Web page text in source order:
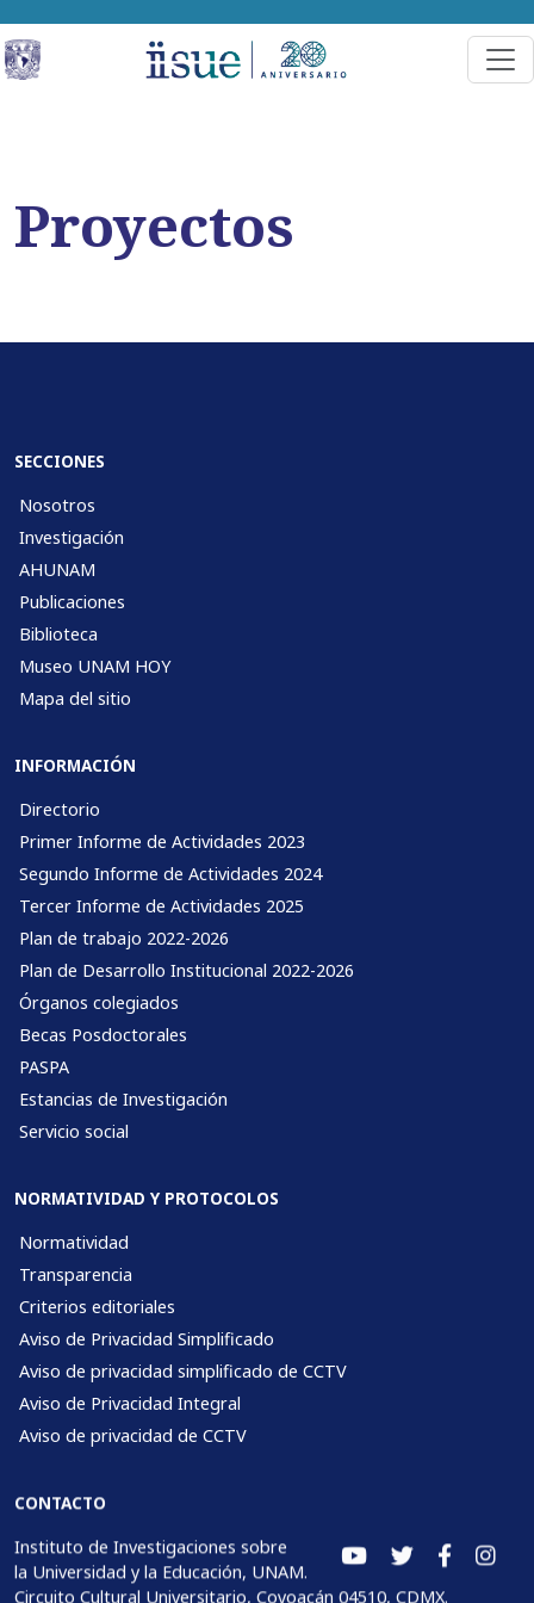
Proyectos
SECCIONES
Nosotros
Investigación
AHUNAM
Publicaciones
Biblioteca
Museo UNAM HOY
Mapa del sitio
INFORMACIÓN
Directorio
Primer Informe de Actividades 2023
Segundo Informe de Actividades 2024
Tercer Informe de Actividades 2025
Plan de trabajo 2022-2026
Plan de Desarrollo Institucional 2022-2026
Órganos colegiados
Becas Posdoctorales
PASPA
Estancias de Investigación
Servicio social
NORMATIVIDAD Y PROTOCOLOS
Normatividad
Transparencia
Criterios editoriales
Aviso de Privacidad Simplificado
Aviso de privacidad simplificado de CCTV
Aviso de Privacidad Integral
Aviso de privacidad de CCTV
CONTACTO
Instituto de Investigaciones sobre
la Universidad y la Educación, UNAM.
Circuito Cultural Universitario, Coyoacán 04510, CDMX.